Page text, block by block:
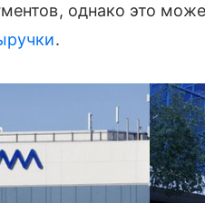
однако это
.